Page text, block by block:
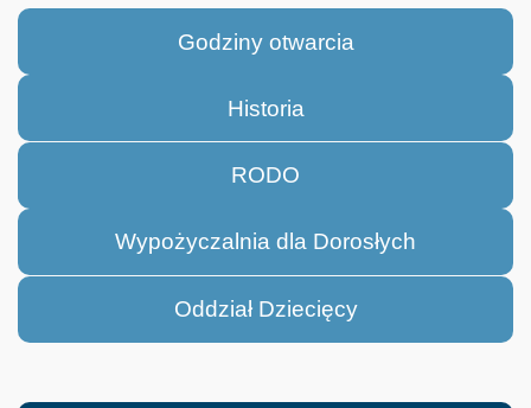
Godziny otwarcia
Historia
RODO
Wypożyczalnia dla Dorosłych
Oddział Dziecięcy